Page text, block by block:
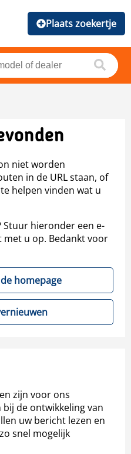
Plaats zoekertje
niet worden
in de URL staan, of
helpen vinden wat u
Stuur hieronder een e-
met u op. Bedankt voor
homepage
zijn voor ons
de ontwikkeling van
uw bericht lezen en
snel mogelijk